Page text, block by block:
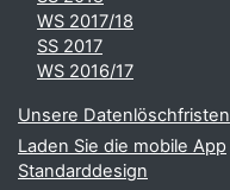
WS 2017/18
SS 2017
WS 2016/17
Unsere Datenlöschfristen
Laden Sie die mobile App
Standarddesign